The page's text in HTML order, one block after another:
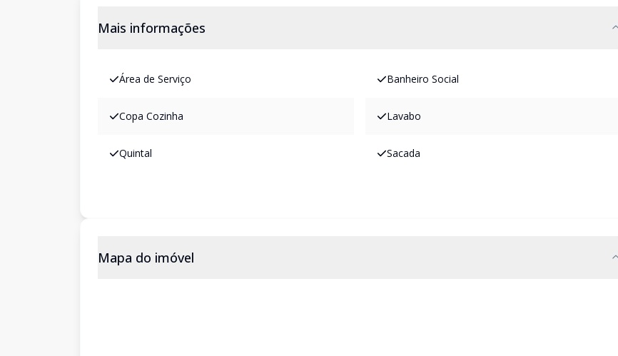
Mais informações
Área de Serviço Banheiro Social
Copa Cozinha Lavabo
Quintal Sacada
Mapa do imóvel